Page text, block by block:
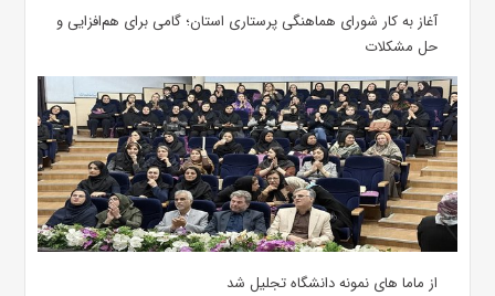
آغاز به کار شورای هماهنگی پرستاری استان؛ گامی برای هم‌افزایی و
حل مشکلات
از ماما های نمونه دانشگاه تجلیل شد